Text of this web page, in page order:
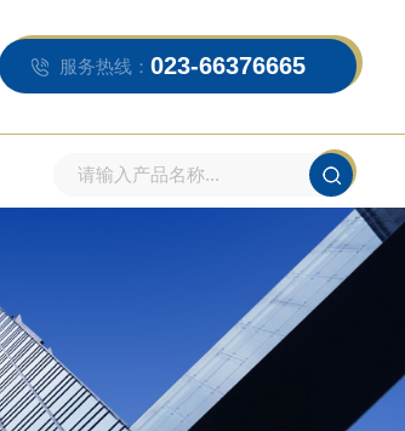
服务热线： 023-66376665